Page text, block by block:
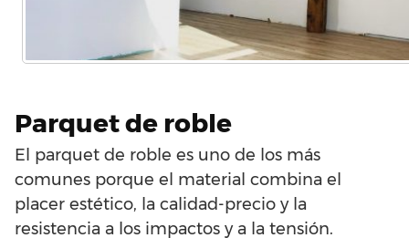
Parquet de roble
El parquet de roble es uno de los más
comunes porque el material combina el
placer estético, la calidad-precio y la
resistencia a los impactos y a la tensión.